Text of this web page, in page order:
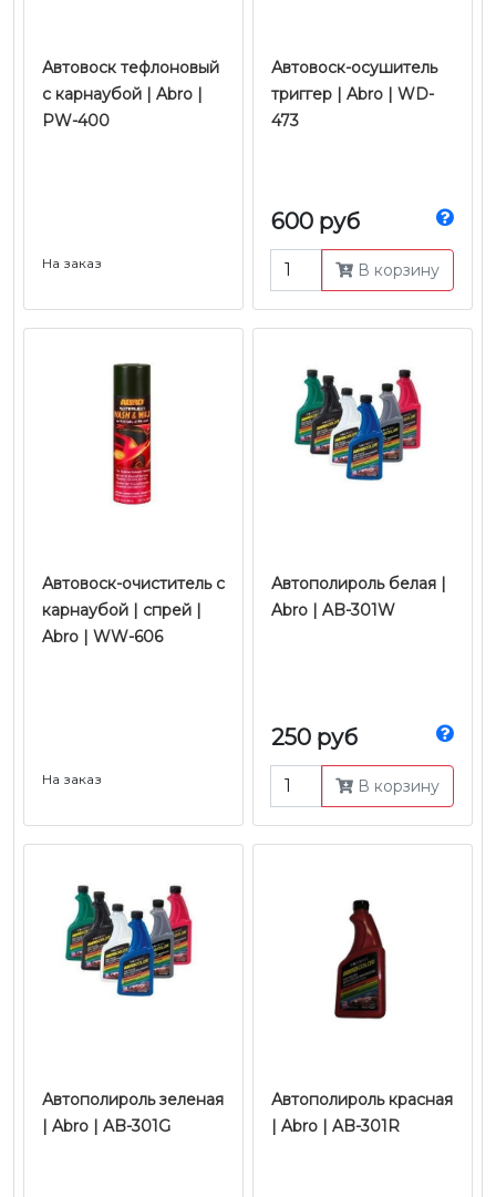
Автовоск тефлоновый
с карнаубой | Abro |
PW-400
На заказ
Автовоск-осушитель
триггер | Abro | WD-
473
600 руб
В корзину
Автовоск-очиститель с
карнаубой | спрей |
Abro | WW-606
На заказ
Автополироль белая |
Abro | AB-301W
250 руб
В корзину
Автополироль зеленая
| Abro | AB-301G
Автополироль красная
| Abro | AB-301R